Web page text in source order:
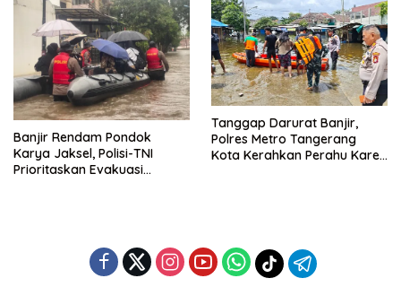
Banjir Rendam Pondok
Karya Jaksel, Polisi-TNI
Prioritaskan Evakuasi
Tanggap Darurat Banjir,
Polres Metro Tangerang
Kota Kerahkan Perahu Karet